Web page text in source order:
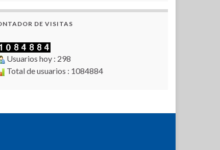
DE VISITAS
Usuarios hoy : 298
Total de usuarios : 1084884